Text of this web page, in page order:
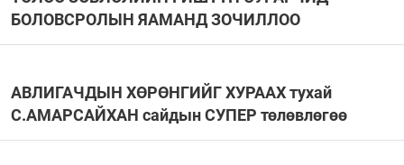
БОЛОВСРОЛЫН ЯАМАНД ЗОЧИЛЛОО
АВЛИГАЧДЫН ХӨРӨНГИЙГ ХУРААХ тухай
С.АМАРСАЙХАН сайдын СУПЕР төлөвлөгөө